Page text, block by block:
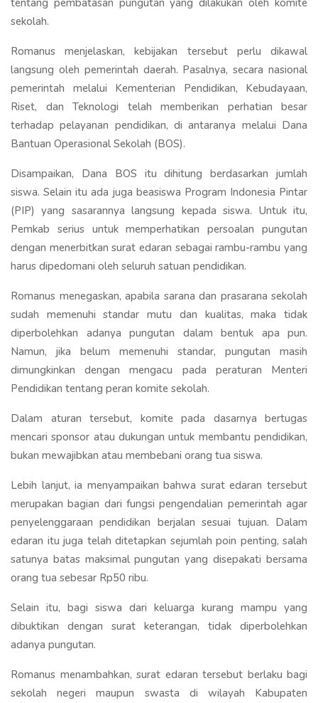
sekolah.
Romanus menjelaskan, kebijakan tersebut perlu dikawal
langsung oleh pemerintah daerah. Pasalnya, secara nasional
pemerintah melalui Kementerian Pendidikan, Kebudayaan,
Riset, dan Teknologi telah memberikan perhatian besar
terhadap pelayanan pendidikan, di antaranya melalui Dana
Bantuan Operasional Sekolah (BOS).
Disampaikan, Dana BOS itu dihitung berdasarkan jumlah
siswa. Selain itu ada juga beasiswa Program Indonesia Pintar
(PIP) yang sasarannya langsung kepada siswa. Untuk itu,
Pemkab serius untuk memperhatikan persoalan pungutan
dengan menerbitkan surat edaran sebagai rambu-rambu yang
harus dipedomani oleh seluruh satuan pendidikan.
Romanus menegaskan, apabila sarana dan prasarana sekolah
sudah memenuhi standar mutu dan kualitas, maka tidak
diperbolehkan adanya pungutan dalam bentuk apa pun.
Namun, jika belum memenuhi standar, pungutan masih
dimungkinkan dengan mengacu pada peraturan Menteri
Pendidikan tentang peran komite sekolah.
Dalam aturan tersebut, komite pada dasarnya bertugas
mencari sponsor atau dukungan untuk membantu pendidikan,
bukan mewajibkan atau membebani orang tua siswa.
Lebih lanjut, ia menyampaikan bahwa surat edaran tersebut
merupakan bagian dari fungsi pengendalian pemerintah agar
penyelenggaraan pendidikan berjalan sesuai tujuan. Dalam
edaran itu juga telah ditetapkan sejumlah poin penting, salah
satunya batas maksimal pungutan yang disepakati bersama
orang tua sebesar Rp50 ribu.
Selain itu, bagi siswa dari keluarga kurang mampu yang
dibuktikan dengan surat keterangan, tidak diperbolehkan
adanya pungutan.
Romanus menambahkan, surat edaran tersebut berlaku bagi
sekolah negeri maupun swasta di wilayah Kabupaten